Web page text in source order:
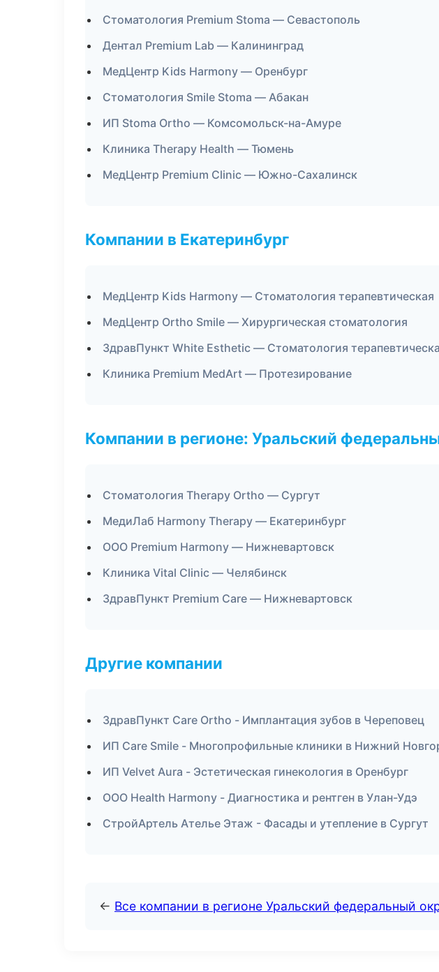
Стоматология Premium Stoma — Севастополь
Дентал Premium Lab — Калининград
МедЦентр Kids Harmony — Оренбург
Стоматология Smile Stoma — Абакан
ИП Stoma Ortho — Комсомольск-на-Амуре
Клиника Therapy Health — Тюмень
МедЦентр Premium Clinic — Южно-Сахалинск
Компании в Екатеринбург
МедЦентр Kids Harmony — Стоматология терапевтическая
МедЦентр Ortho Smile — Хирургическая стоматология
ЗдравПункт White Esthetic — Стоматология
Клиника Premium MedArt — Протезирование
Компании в регионе: Уральский
Стоматология Therapy Ortho — Сургут
МедиЛаб Harmony Therapy — Екатеринбург
ООО Premium Harmony — Нижневартовск
Клиника Vital Clinic — Челябинск
ЗдравПункт Premium Care — Нижневартовск
Другие компании
ЗдравПункт Care Ortho - Имплантация зубов в Череповец
ИП Care Smile - Многопрофильные клиники в Нижний
ИП Velvet Aura - Эстетическая гинекология в Оренбург
ООО Health Harmony - Диагностика и рентген в Улан-Удэ
СтройАртель Ателье Этаж - Фасады и утепление в Сургут
← Все компании в регионе Уральский федеральный